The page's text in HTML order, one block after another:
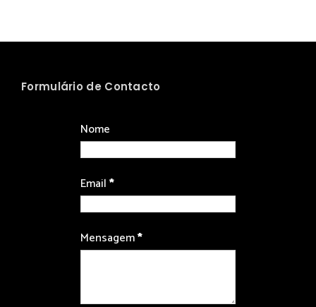
Formulário de Contacto
Nome
Email*
Mensagem*